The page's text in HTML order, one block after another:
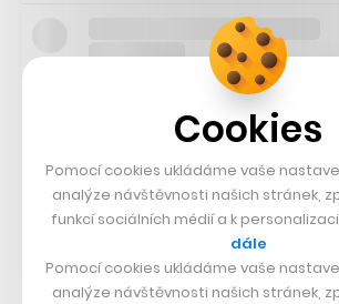
Cookies
Pomocí cookies ukládáme vaše
analýze návštěvnosti našich stránek,
funkcí sociálních médií a k
dále
Pomocí cookies ukládáme vaše
analýze návštěvnosti našich stránek,